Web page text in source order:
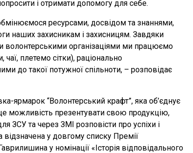
і отримати допомогу для себе.
ресурсами, досвідом та знаннями,
наших захисникам і захисницям. Завдяки
волонтерськими організаціями ми працюємо
плетемо сітки), раціонально
до такої потужної спільноти, – розповідає
ярмарок “Волонтерський крафт”, яка об’єднує
можливість презентувати свою продукцію,
ЗСУ та через ЗМІ розповісти про успіхи і
відзначена у довгому списку Премії
у номінації «Історія відповідального